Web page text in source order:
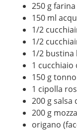
250gfarina
150 ml
1/2
1/2
1/2 bustina
1 cucchiaio
150g
1 cipolla
200gsalsa
200g
origano